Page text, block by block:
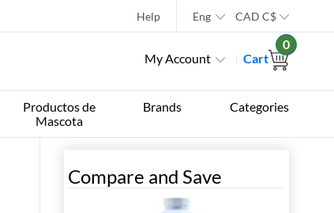
Help Eng CAD C$
My Account Cart
0
Productos de
Mascota
Brands Categories
Compare and Save